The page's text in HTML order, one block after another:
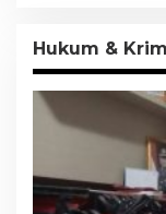
Hukum &